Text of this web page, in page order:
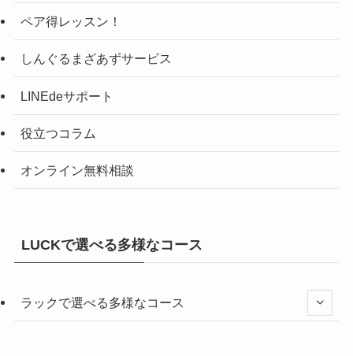
ペア得レッスン！
しんぐるまざあずサービス
LINEdeサポート
役立つコラム
オンライン無料相談
LUCKで選べる多様なコース
ラックで選べる多様なコース